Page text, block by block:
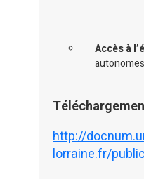
Accès à
http://
lorraine.fr/